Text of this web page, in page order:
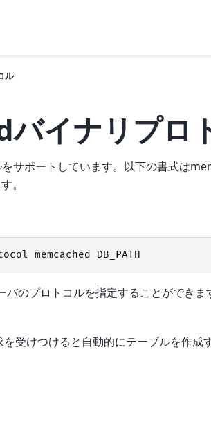
ル
イナリプロ
サポートしています。以下の書式は
。
memcached DB_PATH
バのプロトコルを指定することができ
受けつけると自動的にテーブルを作成